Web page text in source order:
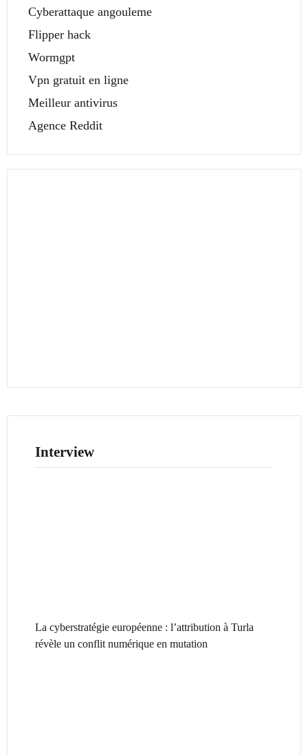
Cyberattaque angouleme
Flipper hack
Wormgpt
Vpn gratuit en ligne
Meilleur antivirus
Agence Reddit
Interview
La cyberstratégie européenne : l’attribution à Turla
révèle un conflit numérique en mutation